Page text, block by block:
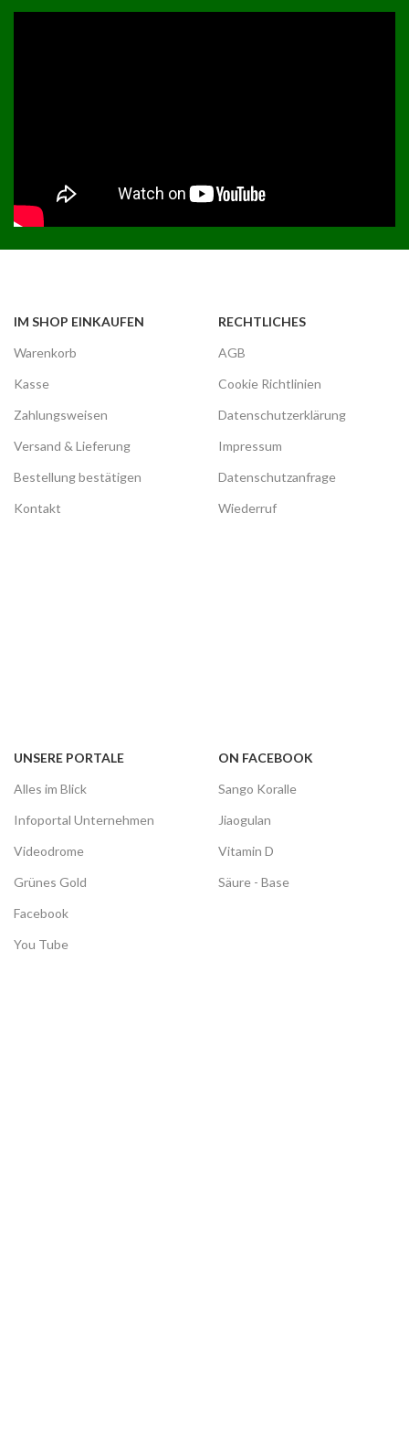
IM SHOP EINKAUFEN
Warenkorb
Kasse
Zahlungsweisen
Versand & Lieferung
Bestellung bestätigen
Kontakt
RECHTLICHES
AGB
Cookie Richtlinien
Datenschutzerklärung
Impressum
Datenschutzanfrage
Wiederruf
UNSERE PORTALE
Alles im Blick
Infoportal Unternehmen
Videodrome
Grünes Gold
Facebook
You Tube
ON FACEBOOK
Sango Koralle
Jiaogulan
Vitamin D
Säure - Base